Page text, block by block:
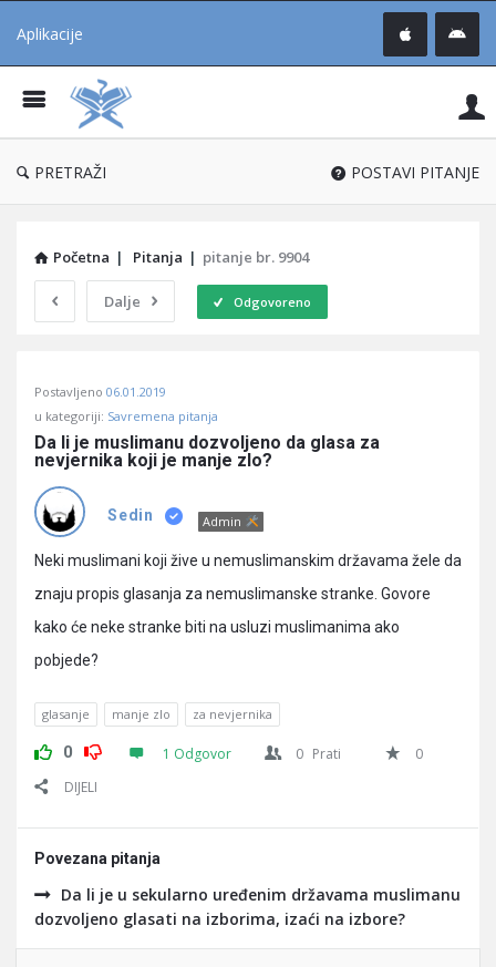
Aplikacije
®
PRETRAŽI POSTAVI PITANJE
Početna | Pitanja | pitanje br. 9904
Dalje Odgovoreno
Učene
Latest
Pitanja
Postavljeno 06.01.2019
u kategoriji: Savremena pitanja
Da li je muslimanu dozvoljeno da glasa za
nevjernika koji je manje zlo?
Sedin Admin
Neki muslimani koji žive u nemuslimanskim državama žele da
znaju propis glasanja za nemuslimanske stranke. Govore
kako će neke stranke biti na usluzi muslimanima ako
pobjede?
glasanje manje zlo za nevjernika
0 1 Odgovor 0 Prati
0
DIJELI
Povezana pitanja
Da li je u sekularno uređenim državama muslimanu
dozvoljeno glasati na izborima, izaći na izbore?